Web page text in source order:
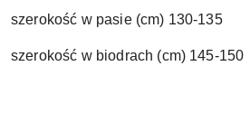
szerokość w pasie (cm) 130-135
szerokość w biodrach (cm) 145-150